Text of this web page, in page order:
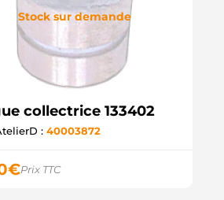
Stock sur demande
collectrice 133402
: 40003872
€Prix TTC